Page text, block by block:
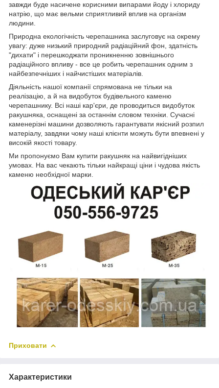
завжди буде насичене корисними випарами йоду і хлориду
натрію, що має вельми сприятливий вплив на організм
людини.
Природна екологічність черепашника заслуговує на окрему
увагу: дуже низький природний радіаційний фон, здатність
"дихати" і перешкоджати проникненню зовнішнього
радіаційного впливу - все це робить черепашник одним з
найбезпечніших і найчистіших матеріалів.
Діяльність нашої компанії спрямована не тільки на
реалізацію, а й на видобуток будівельного каменю
черепашнику. Всі наші кар'єри, де проводиться видобуток
ракушняка, оснащені за останнім словом техніки. Сучасні
каменерізні машини дозволяють гарантувати якісний розпил
матеріалу, завдяки чому наші клієнти можуть бути впевнені у
високій якості товару.
Ми пропонуємо Вам купити ракушняк на найвигідніших
умовах. На вас чекають тільки найкращі ціни і чудова якість
каменю необхідної марки.
Приховати
Характеристики